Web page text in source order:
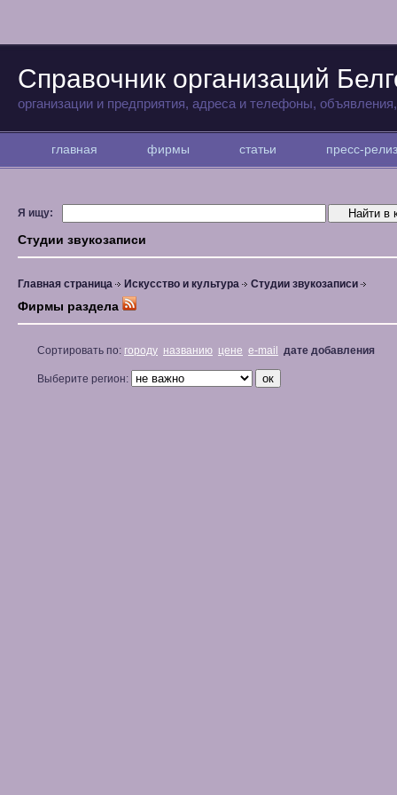
Справочник организаций
организации и предприятия, адреса и телефоны,
главная фирмы статьи пресс-
Я ищу:
Студии звукозаписи
Главная страница Искусство и культура Студии звукозаписи
Фирмы раздела
Сортировать по: городу названию цене e-mail дате добавления
Выберите регион: